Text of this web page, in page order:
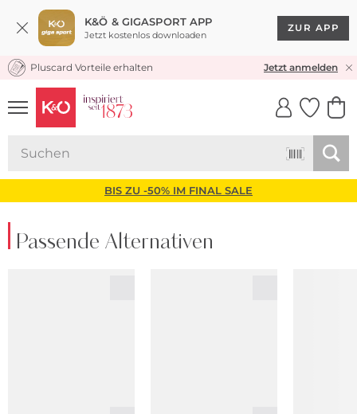
K&Ö & GIGASPORT APP
Jetzt kostenlos downloaden
ZUR APP
KOSTENLOSER VERSAND* & RÜCKVERSAND
Pluscard Vorteile erhalten Jetzt anmelden
UNSERE APP
CLICK &
BIS ZU -50% IM FINAL SALE
Passende Alternativen